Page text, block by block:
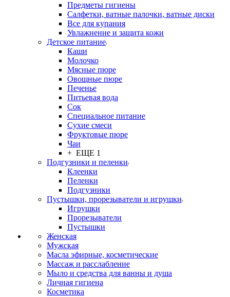
Предметы гигиены
Салфетки, ватные палочки, ватные диски
Все для купания
Увлажнение и защита кожи
Детское питание
Каши
Молочко
Мясные пюре
Овощные пюре
Печенье
Питьевая вода
Сок
Специальное питание
Сухие смеси
Фруктовые пюре
Чаи
+ ЕЩЕ 1
Подгузники и пеленки
Клеенки
Пеленки
Подгузники
Пустышки, прорезыватели и игрушки
Игрушки
Прорезыватели
Пустышки
Женская
Мужская
Масла эфирные, косметические
Массаж и расслабление
Мыло и средства для ванны и душа
Личная гигиена
Косметика